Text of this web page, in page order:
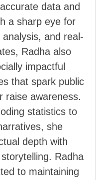
data and
a sharp eye for
and real-
Radha also
impactful
that spark public
raise awareness.
statistics to
she
depth with
Radha
to maintaining